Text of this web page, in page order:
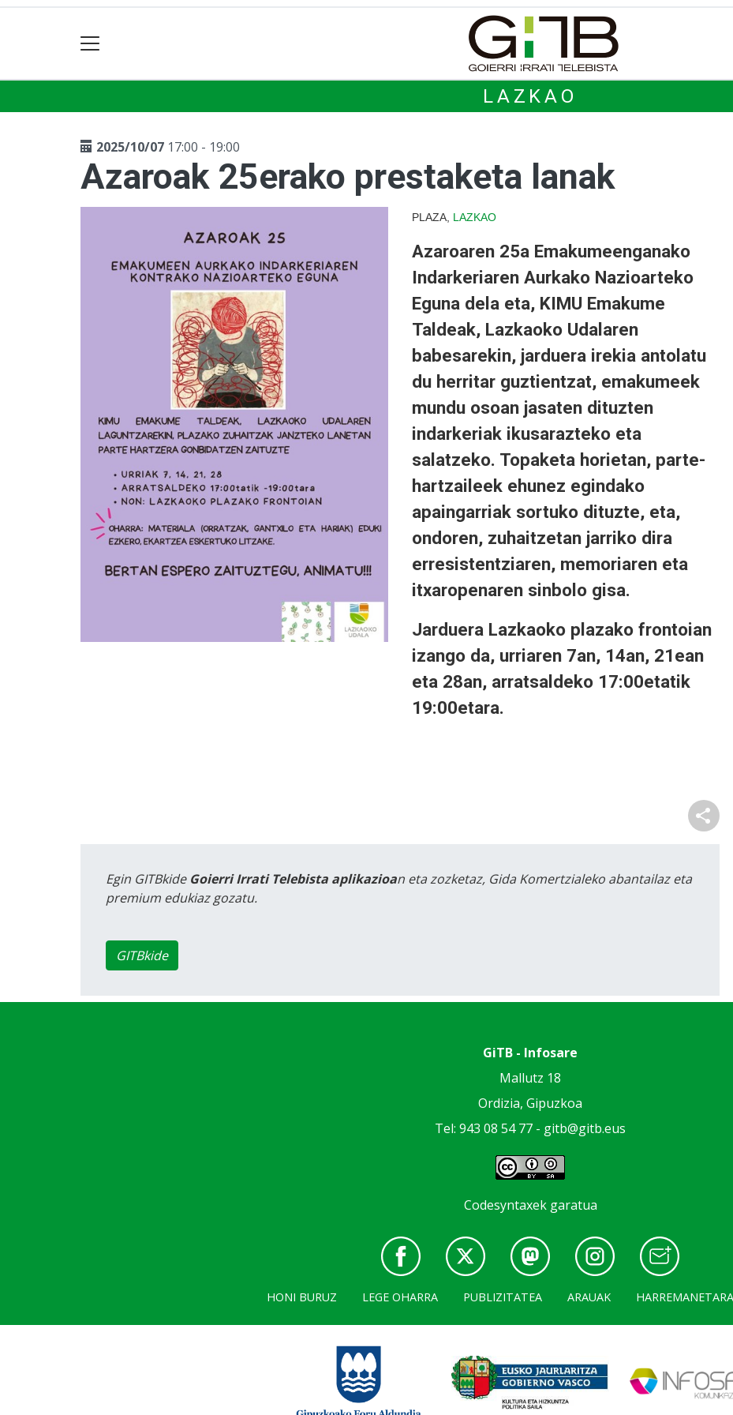
LAZKAO
2025/10/07 17:00 - 19:00
Azaroak 25erako prestaketa lanak
PLAZA, LAZKAO
Azaroaren 25a Emakumeenganako
Indarkeriaren Aurkako Nazioarteko
Eguna dela eta, KIMU Emakume
Taldeak, Lazkaoko Udalaren
babesarekin, jarduera irekia antolatu
du herritar guztientzat, emakumeek
mundu osoan jasaten dituzten
indarkeriak ikusarazteko eta
salatzeko. Topaketa horietan, parte-
hartzaileek ehunez egindako
apaingarriak sortuko dituzte, eta,
ondoren, zuhaitzetan jarriko dira
erresistentziaren, memoriaren eta
itxaropenaren sinbolo gisa.
Jarduera Lazkaoko plazako frontoian
izango da, urriaren 7an, 14an, 21ean
eta 28an, arratsaldeko 17:00etatik
19:00etara.
Egin GITBkide Goierri Irrati Telebista aplikazioan eta zozketaz, Gida Komertzialeko abantailaz eta
premium edukiaz gozatu.
GITBkide
GiTB - Infosare
Mallutz 18
Ordizia, Gipuzkoa
Tel: 943 08 54 77 - gitb@gitb.eus
Codesyntaxek garatua
HONI BURUZ LEGE OHARRA PUBLIZITATEA ARAUAK